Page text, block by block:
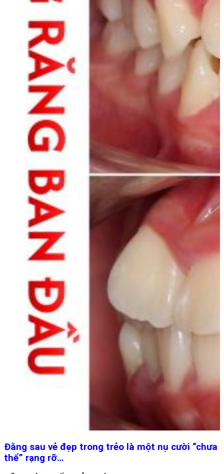
Đằng sau vẻ đẹp trong trẻo là một nụ cười “chưa
thể” rạng rỡ…